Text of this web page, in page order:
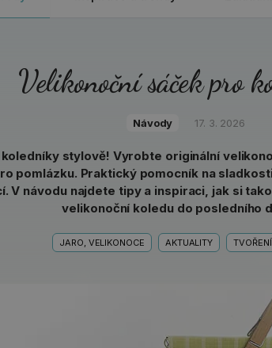
Velikonoční sáček pro
Návody 17. 3. 2026
stylově! Vyrobte originální
pomlázku. Praktický pomocník na
V návodu najdete tipy a inspiraci, jak si
velikonoční koledu do posledního
JARO, VELIKONOCE AKTUALITY